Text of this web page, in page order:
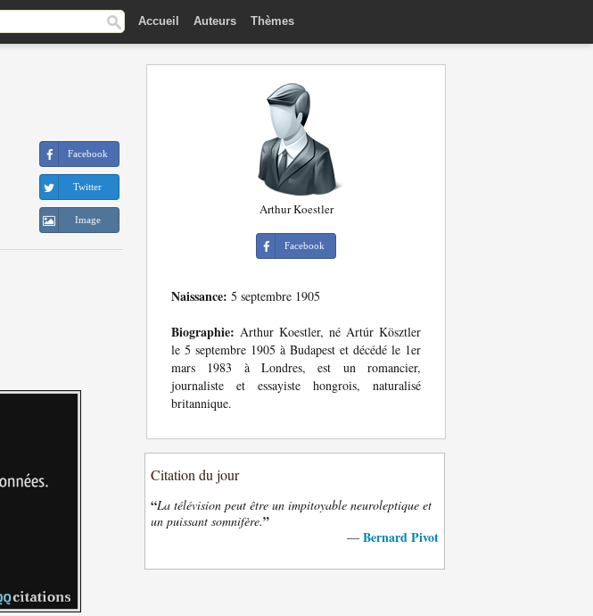
Accueil Auteurs Thèmes
Facebook
Twitter
Image
Arthur Koestler
Facebook
Naissance: 5 septembre 1905
Biographie: Arthur Koestler, né Artúr Kösztler
le 5 septembre 1905 à Budapest et décédé le 1er
mars 1983 à Londres, est un romancier,
journaliste et essayiste hongrois, naturalisé
britannique.
Citation du jour
“La télévision peut être un impitoyable neuroleptique et
un puissant somnifère.”
— Bernard Pivot